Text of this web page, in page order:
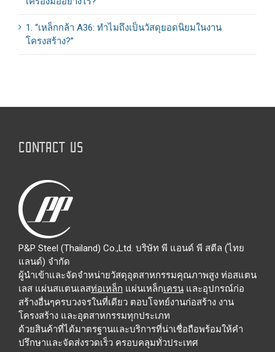
1. “เหล็กกล้า A36: ทำไมถึงเป็นวัสดุยอดนิยมในงาน
โครงสร้าง?”
CONTACT US
P&P Steel (Thailand) Co.,Ltd. บริษัท พี แอนด์ พี สตีล (ไทย
แลนด์) จำกัด
ผู้นำเข้าและจัดจำหน่ายวัสดุอุตสาหกรรมคุณภาพสูง ท่อสแตน
เลส แผ่นสแตนเลสท่อเหล็ก แผ่นเหล็กเครน และอุปกรณ์ก่อ
สร้างอื่นๆครบวงจรในที่เดียว ตอบโจทย์งานก่อสร้าง งาน
โครงสร้าง และอุตสาหกรรมทุกประเภท
ด้วยสินค้าที่ได้มาตรฐานและบริการที่น่าเชื่อถือพร้อมให้คำ
ปรึกษาและจัดส่งรวดเร็ว ครอบคลุมทั่วประเทศ